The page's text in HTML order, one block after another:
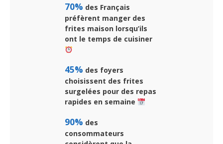
70% des Français
préfèrent manger des
frites maison lorsqu’ils
ont le temps de cuisiner
45% des foyers
choisissent des frites
surgelées pour des repas
rapides en semaine
90% des
consommateurs